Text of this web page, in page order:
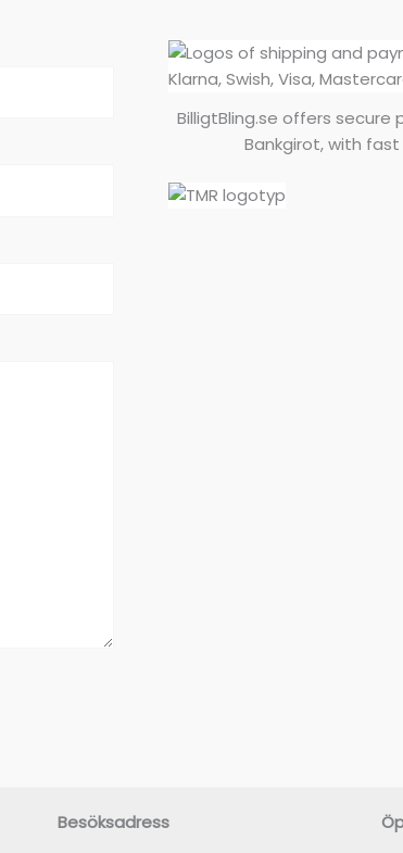
BilligtBling.se offers secure
Bankgirot, with fast
Besöksadress